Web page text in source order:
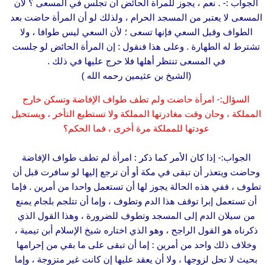
الجواب :- . نعم ، يجوز للمرأة الحائض أن تجلس في المسعى ؟ لأن
المسعى لا يعتبر من المسجد الحرام ، ولذلك لو أن المرأة حاضت بعد
الطواف وقبل السعي فإنها تسعى ؛ لأن السعي ليس طوافا ، ولا
تشترط له الطهارة . وعلى هذا فنقول : إن المرأة الحائض لو جلست
في المسعى تنتظر أهلها فلا حرج عليها في ذلك .
(الشيخ بن عثيمين رحمه الله )
السؤال:- امرأة حاضت ولم تطف طواف الإفاضة وتسكن خارج
المملكة ، وحان وقت مغادرتها المملكة ولا تستطيع التأخر ، ويستحيل
عودتها للمملكة مرة أخرى ، فما الحكم؟
الجواب:- إذا كان الأمر كما ذكر : امرأة لم تطف طواف الإفاضة
وحاضت ويتعذر أن تبقى في مكة أو أن ترجع إليها لو سافرت قبل أن
تطوف ، ففي هذه الحالة يجوز لها أن تستعمل واحدا من أمرين . فإما
أن تستعمل إبرا توقف هذا الدم وتطوف ، وإما أن تتلجم بلجام يمنع
من سيلان الدم إلى المسجد وتطوف للضرورة ، وهذا القول الذي
ذكرناه هو القول الراجح ، وهو الذي اختاره شيخ الإسلام أبن تيمية ،
وخلاف ذلك واحد من أمرين : إما أن تبقى على ما بقي من إحرامها
بحيث لا تحل لزوجها ، ولا أن يعقد عليها إن كانت غير متزوجة ، وإما